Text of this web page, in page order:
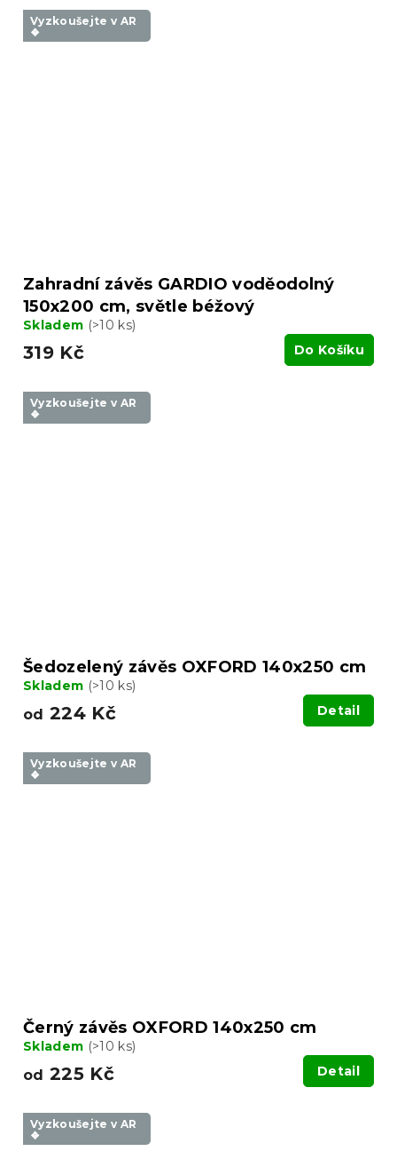
Vyzkoušejte v AR
❖
Zahradní závěs GARDIO voděodolný
150x200 cm, světle béžový
Skladem (>10 ks)
319 Kč Do Košíku
Vyzkoušejte v AR
❖
Šedozelený závěs OXFORD 140x250 cm
Skladem (>10 ks)
od 224 Kč Detail
Vyzkoušejte v AR
❖
Černý závěs OXFORD 140x250 cm
Skladem (>10 ks)
od 225 Kč Detail
Vyzkoušejte v AR
❖